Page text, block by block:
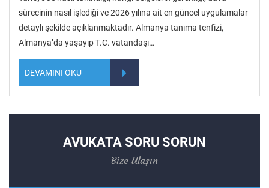
sürecinin nasıl işlediği ve 2026 yılına ait en güncel uygulamalar
detaylı şekilde açıklanmaktadır. Almanya tanıma tenfizi,
Almanya’da yaşayıp T.C. vatandaşı…
DEVAMINI OKU
AVUKATA SORU SORUN
Bize Ulaşın